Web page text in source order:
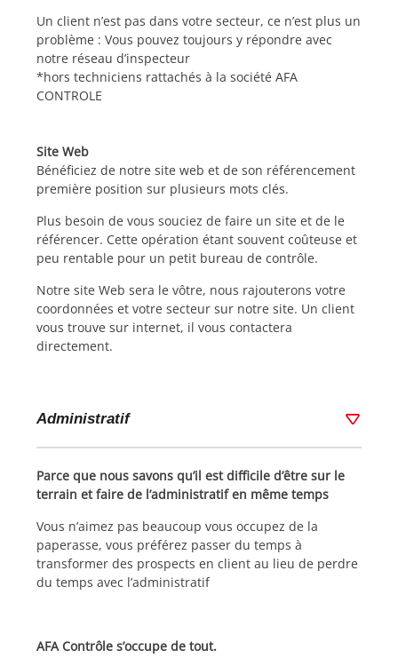
Un client n’est pas dans votre secteur, ce n’est plus un
problème : Vous pouvez toujours y répondre avec
notre réseau d’inspecteur
*hors techniciens rattachés à la société AFA
CONTROLE
Site Web
Bénéficiez de notre site web et de son référencement
première position sur plusieurs mots clés.
Plus besoin de vous souciez de faire un site et de le
référencer. Cette opération étant souvent coûteuse et
peu rentable pour un petit bureau de contrôle.
Notre site Web sera le vôtre, nous rajouterons votre
coordonnées et votre secteur sur notre site. Un client
vous trouve sur internet, il vous contactera
directement.
Administratif
Parce que nous savons qu’il est difficile d’être sur le
terrain et faire de l’administratif en même temps
Vous n’aimez pas beaucoup vous occupez de la
paperasse, vous préférez passer du temps à
transformer des prospects en client au lieu de perdre
du temps avec l’administratif
AFA Contrôle s’occupe de tout.